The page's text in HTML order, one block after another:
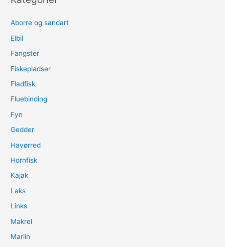
Aborre og sandart
Elbil
Fangster
Fiskepladser
Fladfisk
Fluebinding
Fyn
Gedder
Havørred
Hornfisk
Kajak
Laks
Links
Makrel
Marlin